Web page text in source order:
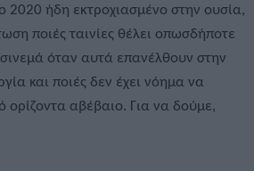
2020 ήδη εκτροχιασμένο στην ουσία,
ποιές ταινίες θέλει οπωσδήποτε
όταν αυτά επανέλθουν στην
και ποιές δεν έχει νόημα να
ορίζοντα αβέβαιο. Για να δούμε,